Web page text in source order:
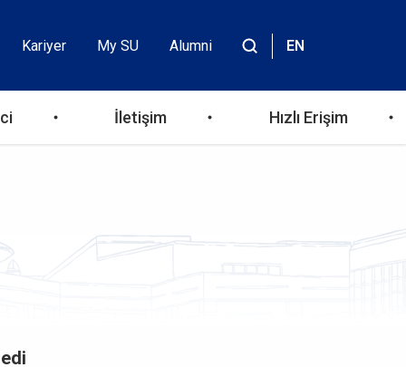
Header
Top
Kariyer My SU
Alumni
EN
İletişim Hızlı Erişim